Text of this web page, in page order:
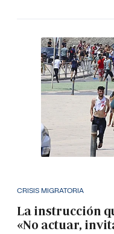
CRISIS MIGRATORIA
La instrucción
«No actuar,